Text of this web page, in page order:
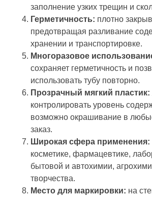
заполнение узких трещин и
Герметичность: плотно
предотвращая разливание
хранении и транспортировке.
Многоразовое
сохраняет герметичность и
использовать тубу повторно.
Прозрачный мягкий пластик:
контролировать уровень
возможно окрашивание в
заказ.
Широкая сфера применения:
косметике, фармацевтике,
бытовой и автохимии,
творчества.
Место для маркировки: на